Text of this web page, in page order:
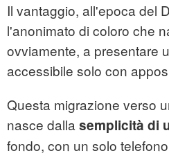
Il vantaggio, all'epoca del
l'anonimato di coloro che
ovviamente, a presentare
accessibile solo con
Questa migrazione verso
nasce dalla semplicità di
fondo, con un solo